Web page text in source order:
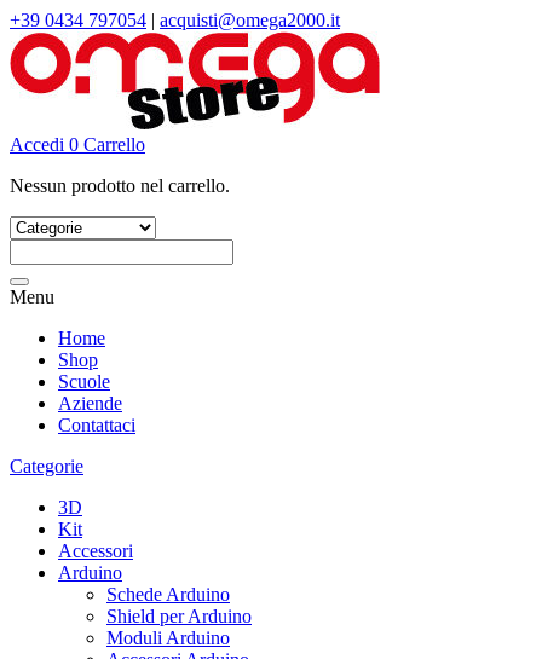
+39 0434 797054 | acquisti@omega2000.it
Accedi 0 Carrello
Nessun prodotto nel carrello.
Menu
Home
Shop
Scuole
Aziende
Contattaci
Categorie
3D
Kit
Accessori
Arduino
Schede Arduino
Shield per Arduino
Moduli Arduino